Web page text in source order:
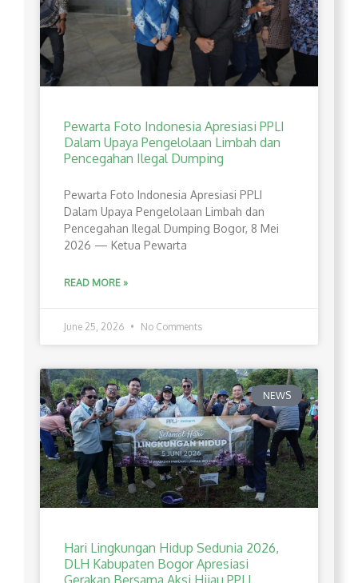
Pewarta Foto Indonesia Apresiasi PPLI
Dalam Upaya Pengelolaan Limbah dan
Pencegahan Ilegal Dumping
Pewarta Foto Indonesia Apresiasi PPLI
Dalam Upaya Pengelolaan Limbah dan
Pencegahan Ilegal Dumping Bogor, 8 Mei
2026 — Ketua Pewarta
READ MORE »
June 25, 2026 No Comments
NEWS
Hari Lingkungan Hidup Sedunia 2026,
DLH Kabupaten Bogor Apresiasi